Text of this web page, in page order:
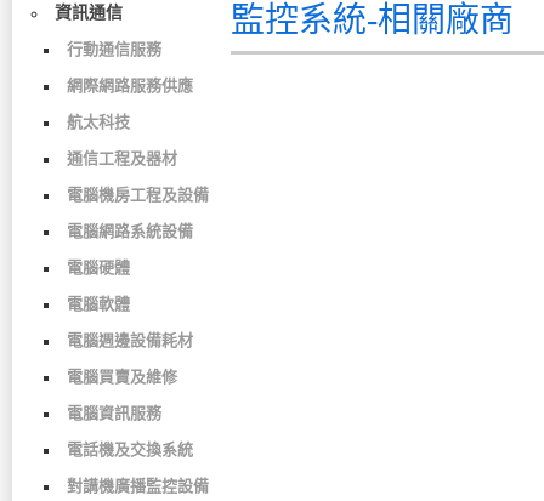
資訊通信
行動通信服務
網際網路服務供應
航太科技
通信工程及器材
電腦機房工程及設備
電腦網路系統設備
電腦硬體
電腦軟體
電腦週邊設備耗材
電腦買賣及維修
電腦資訊服務
電話機及交換系統
對講機廣播監控設備
監控系統-相關廠商